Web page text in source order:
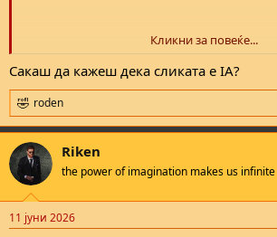
Кликни за повеќе...
Сакаш да кажеш дека сликата е IA?
R
e
a
c
t
i
s
roden
Riken
the power of imagination makes us infinite
11 јуни 2026